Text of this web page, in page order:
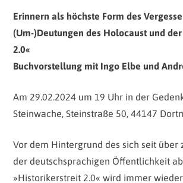
Erinnern als höchste Form des
(Um-)Deutungen des Holocaust und
2.0«
Buchvorstellung mit Ingo Elbe und
Am 29.02.2024 um 19 Uhr in der
Steinwache, Steinstraße 50, 44147
Vor dem Hintergrund des sich seit über
der deutschsprachigen Öffentlichkeit
»Historikerstreit 2.0« wird immer